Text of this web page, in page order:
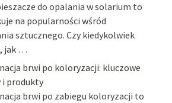
do opalania w solarium to
na popularności wśród
sztucznego. Czy kiedykolwiek
jak …
brwi po koloryzacji: kluczowe
i produkty
brwi po zabiegu koloryzacji to